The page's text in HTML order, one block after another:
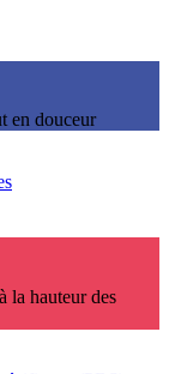
en douceur
la hauteur des